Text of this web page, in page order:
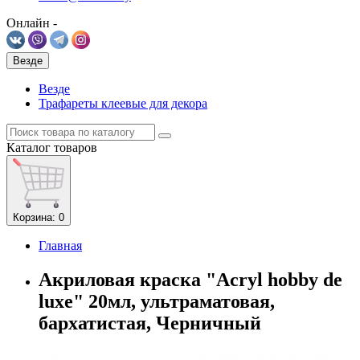
Онлайн -
Везде
Везде
Трафареты клеевые для декора
Каталог товаров
Корзина: 0
Главная
Акриловая краска "Acryl hobby de
luxe" 20мл, ультраматовая,
бархатистая, Черничный